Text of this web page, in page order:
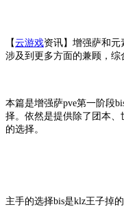
【云游戏资讯】 增强萨和元
涉及到更多方面的兼顾，综
本篇是增强萨pve第一阶段
择。依然是提供除了团本、
的选择。
主手的选择bis是klz王子掉